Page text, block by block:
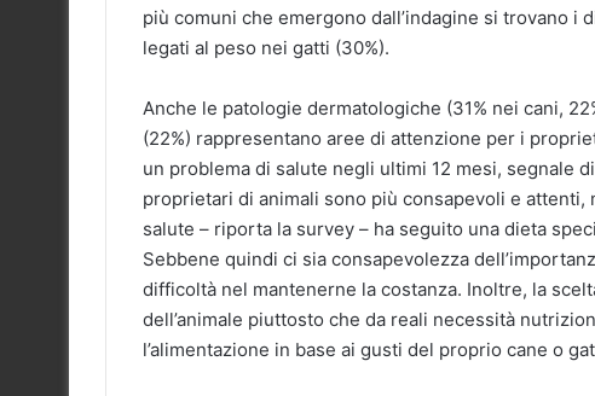
più comuni che emergono dall’indagine si trovano
legati al peso nei gatti (30%).
Anche le patologie dermatologiche (31% nei cani,
(22%) rappresentano aree di attenzione per i
un problema di salute negli ultimi 12 mesi, segnale
proprietari di animali sono più consapevoli e
salute – riporta la survey – ha seguito una dieta
Sebbene quindi ci sia consapevolezza
difficoltà nel mantenerne la costanza. Inoltre, la
dell’animale piuttosto che da reali necessità
l’alimentazione in base ai gusti del proprio cane o